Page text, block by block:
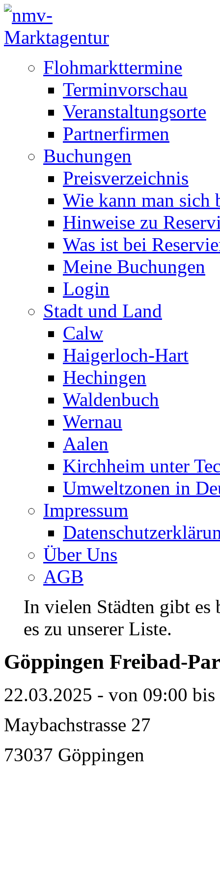
Flohmarkttermine
Terminvorschau
Veranstaltungsorte
Partnerfirmen
Buchungen
Preisverzeichnis
Wie kann man sich
Hinweise zu
Was ist bei
Meine Buchungen
Login
Stadt und Land
Calw
Haigerloch-Hart
Hechingen
Waldenbuch
Wernau
Aalen
Kirchheim unter
Umweltzonen in
Impressum
Über Uns
AGB
In vielen Städten gibt es
es zu unserer Liste.
Göppingen Freibad-
22.03.2025 - von 09:00
Maybachstrasse 27
73037 Göppingen